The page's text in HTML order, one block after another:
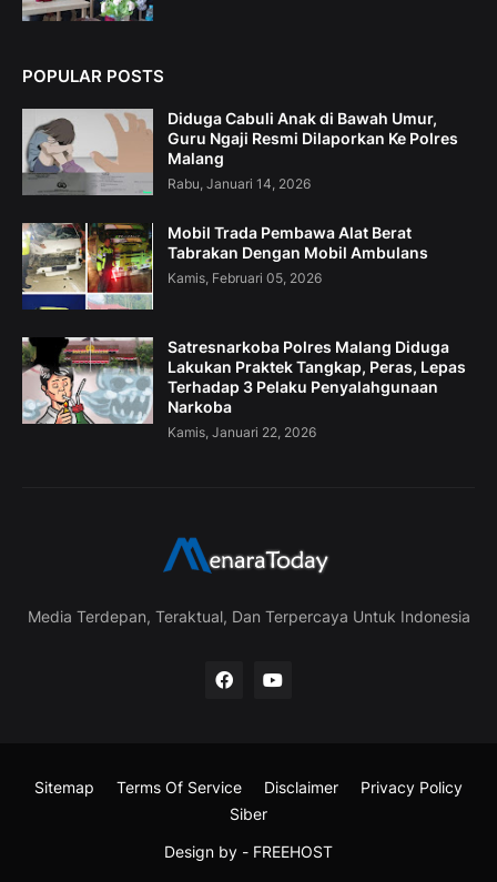
POPULAR POSTS
Diduga Cabuli Anak di Bawah Umur,
Guru Ngaji Resmi Dilaporkan Ke Polres
Malang
Rabu, Januari 14, 2026
Mobil Trada Pembawa Alat Berat
Tabrakan Dengan Mobil Ambulans
Kamis, Februari 05, 2026
Satresnarkoba Polres Malang Diduga
Lakukan Praktek Tangkap, Peras, Lepas
Terhadap 3 Pelaku Penyalahgunaan
Narkoba
Kamis, Januari 22, 2026
Media Terdepan, Teraktual, Dan Terpercaya Untuk Indonesia
Design by - FREEHOST
Sitemap Terms Of Service Disclaimer
Privacy Policy
Siber